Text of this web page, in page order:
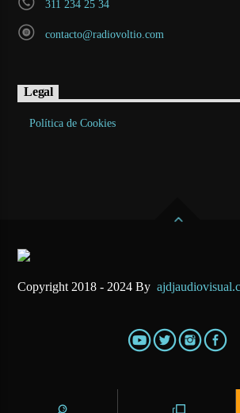
311 234 25 34
contacto@radiovoltio.com
Legal
Política de Cookies
Copyright 2018 - 2024 By